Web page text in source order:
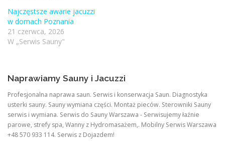
Najczęstsze awarie jacuzzi
w domach Poznania
21 czerwca, 2026
W „Serwis Sauny"
Naprawiamy Sauny i Jacuzzi
Profesjonalna naprawa saun. Serwis i konserwacja Saun. Diagnostyka
usterki sauny. Sauny wymiana części. Montaż pieców. Sterowniki Sauny
serwis i wymiana. Serwis do Sauny Warszawa - Serwisujemy łaźnie
parowe, strefy spa, Wanny z Hydromasażem,. Mobilny Serwis Warszawa
+48 570 933 114. Serwis z Dojazdem!